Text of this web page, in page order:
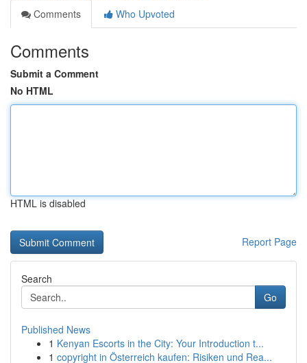
Comments
Who Upvoted
Comments
Submit a Comment
No HTML
HTML is disabled
Report Page
Search
Go
Published News
1 Kenyan Escorts in the City: Your Introduction t...
1 copyright in Österreich kaufen: Risiken und Rea...